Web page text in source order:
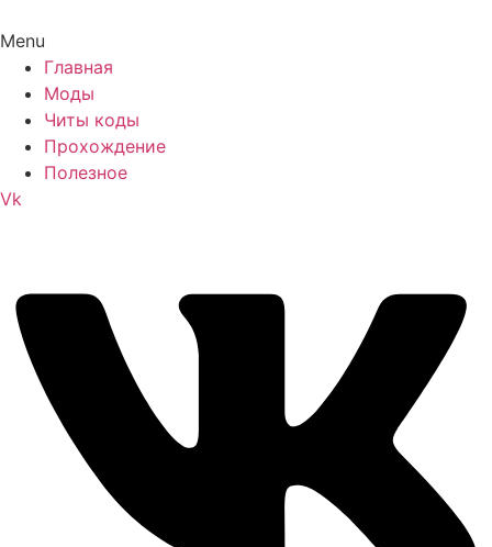
Menu
Главная
Моды
Читы коды
Прохождение
Полезное
Vk